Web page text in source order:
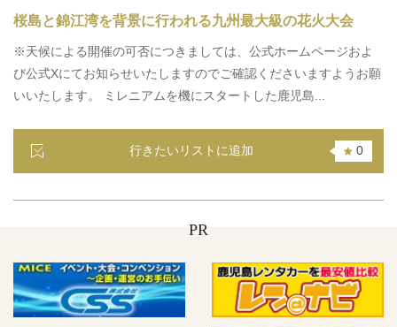
桜島と錦江湾を背景に行われる九州最大級の花火大会
※天候による開催の可否につきましては、公式ホームページおよ
び公式Xにてお知らせいたしますのでご確認くださいますようお願
いいたします。 ミレニアムを機にスタートした鹿児島...
行きたいリストに追加 0
PR